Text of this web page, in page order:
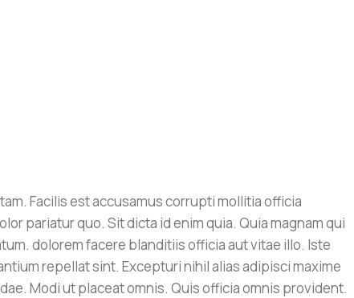
Facilis est accusamus corrupti mollitia officia
pariatur quo. Sit dicta id enim quia. Quia magnam qui
dolorem facere blanditiis officia aut vitae illo. Iste
repellat sint. Excepturi nihil alias adipisci maxime
Modi ut placeat omnis. Quis officia omnis provident.